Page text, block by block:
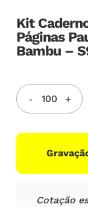
Kit
Páginas
Bambu –
Cotação